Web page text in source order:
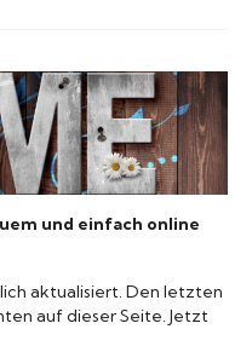
und einfach online
aktualisiert. Den letzten
auf dieser Seite. Jetzt